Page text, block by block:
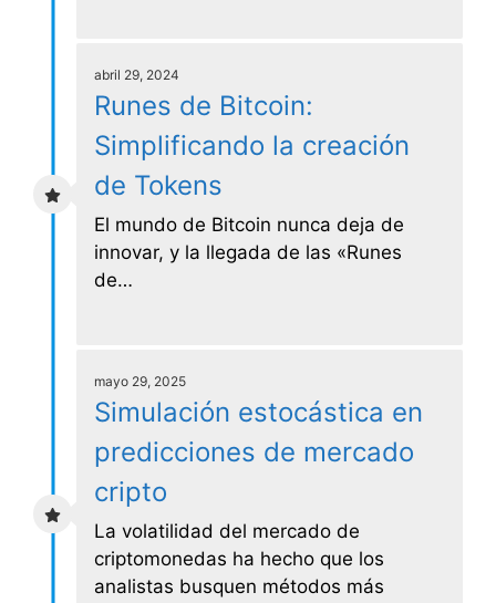
abril 29, 2024
Runes de Bitcoin:
Simplificando la creación
de Tokens
El mundo de Bitcoin nunca deja de
innovar, y la llegada de las «Runes
de…
mayo 29, 2025
Simulación estocástica en
predicciones de mercado
cripto
La volatilidad del mercado de
criptomonedas ha hecho que los
analistas busquen métodos más